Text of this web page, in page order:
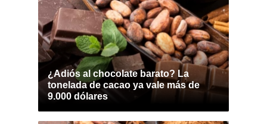
¿Adiós al chocolate barato? La
tonelada de cacao ya vale más de
9.000 dólares